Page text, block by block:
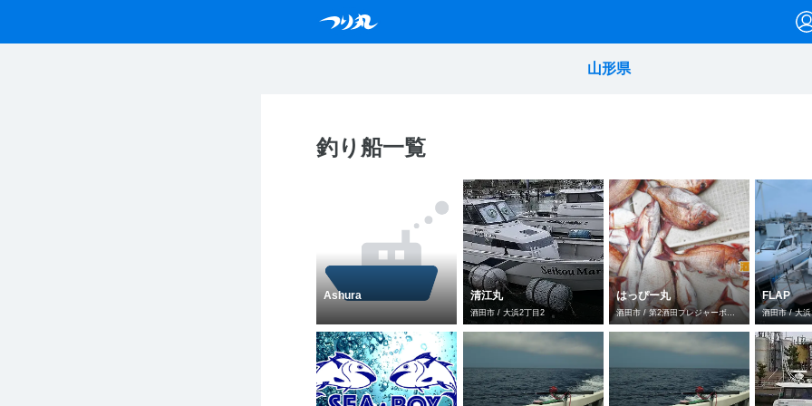
山形県
釣り船一覧
Ashura 清江丸
酒田市 / 大浜2丁目2
はっぴー丸
酒田市 / 第2酒田プレジャーボートスポット
FLAP
酒田市 / 大